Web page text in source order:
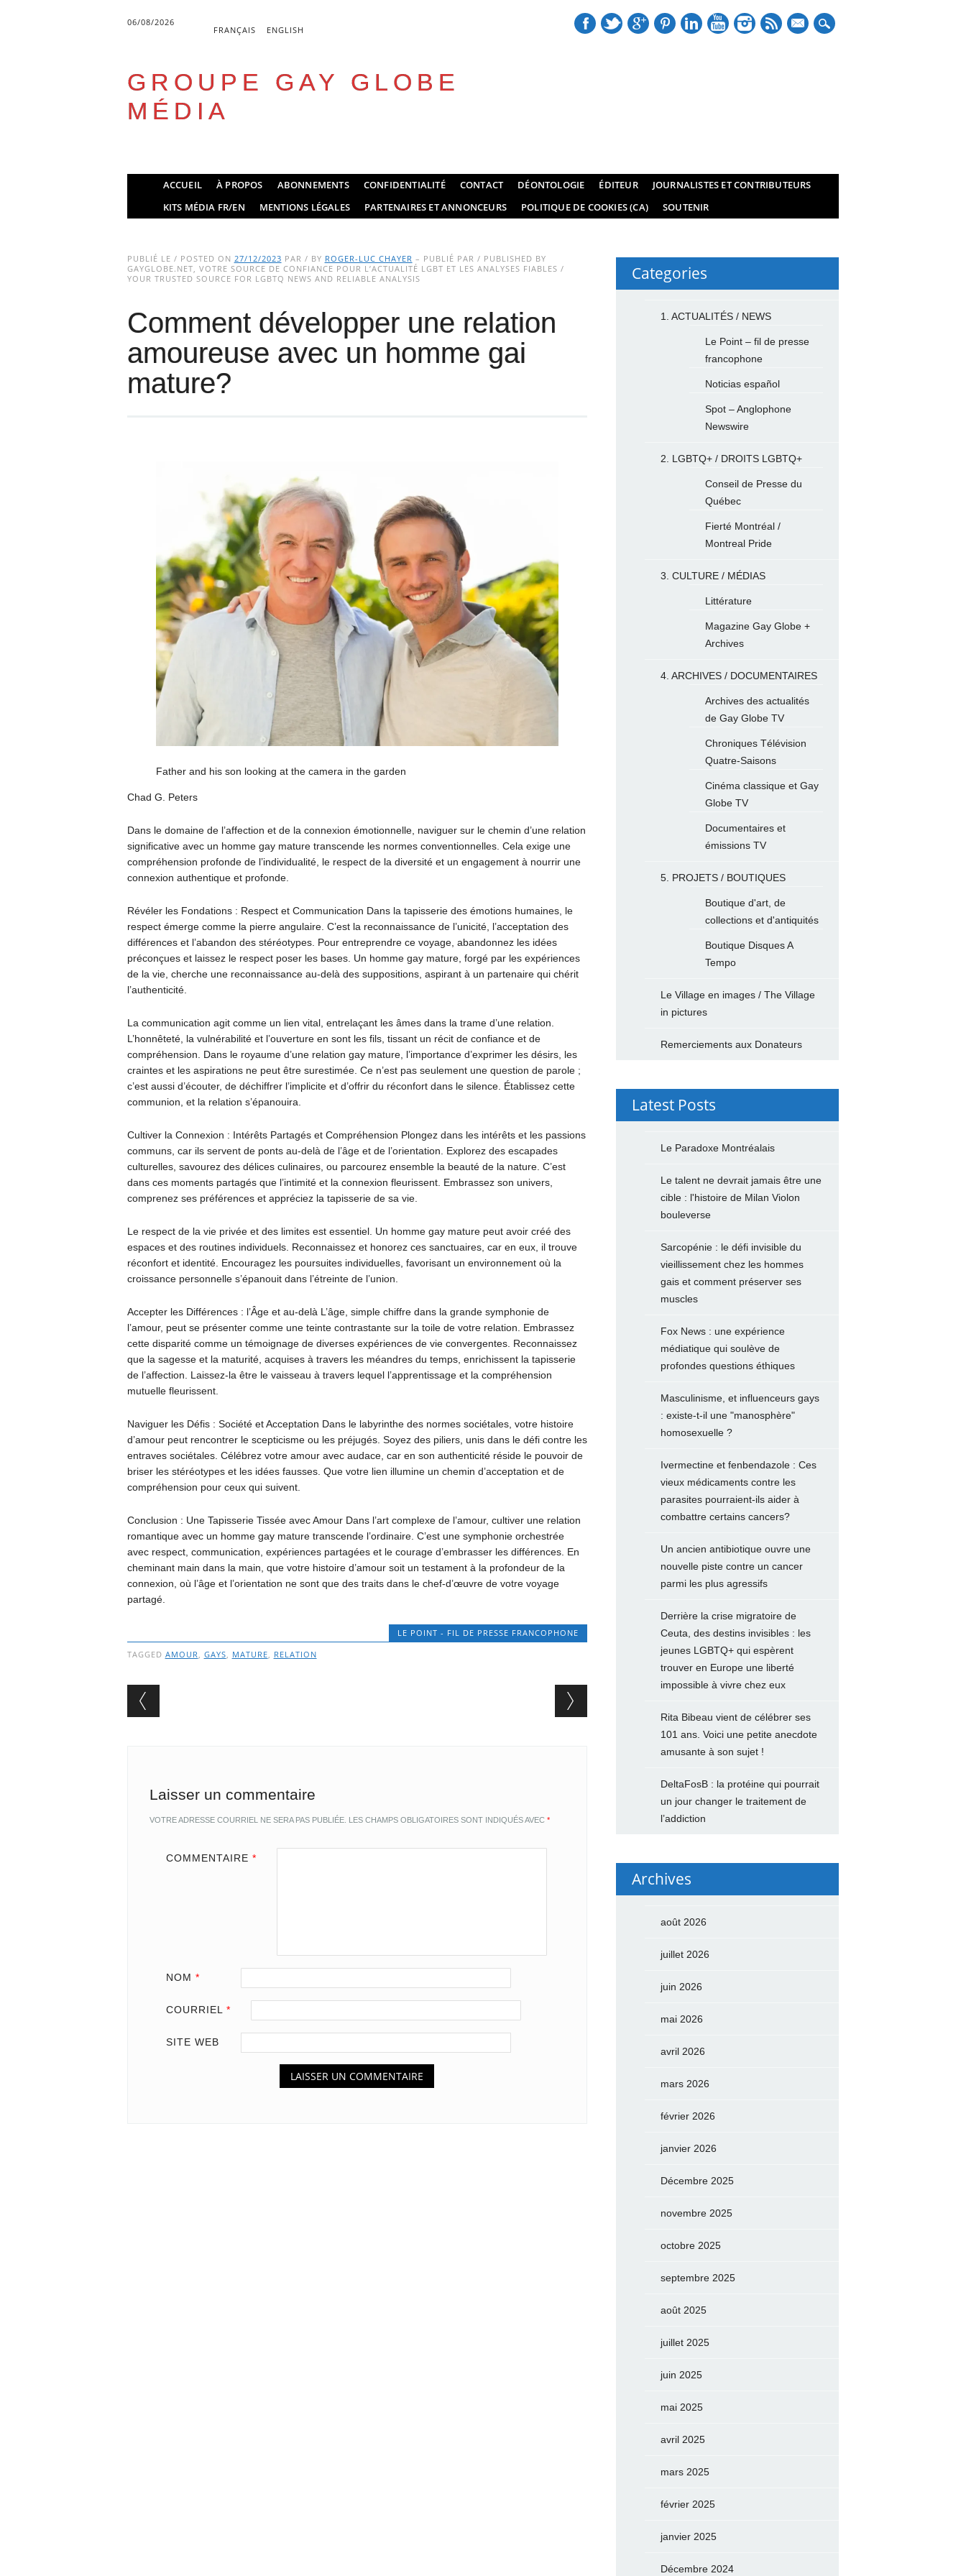
06/08/2026
FRANÇAIS ENGLISH
mail
GROUPE GAY GLOBE
MÉDIA
Main menu
ACCUEIL À PROPOS ABONNEMENTS CONFIDENTIALITÉ CONTACT DÉONTOLOGIE ÉDITEUR
JOURNALISTES ET CONTRIBUTEURS
KITS MÉDIA FR/EN
MENTIONS LÉGALES PARTENAIRES ET ANNONCEURS POLITIQUE DE COOKIES (CA) SOUTENIR
PUBLIÉ LE / POSTED ON 27/12/2023 PAR / BY ROGER-LUC CHAYER – PUBLIÉ PAR / PUBLISHED BY
GAYGLOBE.NET, VOTRE SOURCE DE CONFIANCE POUR L’ACTUALITÉ LGBT ET LES ANALYSES FIABLES /
YOUR TRUSTED SOURCE FOR LGBTQ NEWS AND RELIABLE ANALYSIS
Comment développer une relation
amoureuse avec un homme gai
mature?
Father and his son looking at the camera in the garden
Chad G. Peters
Dans le domaine de l’affection et de la connexion émotionnelle, naviguer sur le chemin d’une relation
significative avec un homme gay mature transcende les normes conventionnelles. Cela exige une
compréhension profonde de l’individualité, le respect de la diversité et un engagement à nourrir une
connexion authentique et profonde.
Révéler les Fondations : Respect et Communication Dans la tapisserie des émotions humaines, le
respect émerge comme la pierre angulaire. C’est la reconnaissance de l’unicité, l’acceptation des
différences et l’abandon des stéréotypes. Pour entreprendre ce voyage, abandonnez les idées
préconçues et laissez le respect poser les bases. Un homme gay mature, forgé par les expériences
de la vie, cherche une reconnaissance au-delà des suppositions, aspirant à un partenaire qui chérit
l’authenticité.
La communication agit comme un lien vital, entrelaçant les âmes dans la trame d’une relation.
L’honnêteté, la vulnérabilité et l’ouverture en sont les fils, tissant un récit de confiance et de
compréhension. Dans le royaume d’une relation gay mature, l’importance d’exprimer les désirs, les
craintes et les aspirations ne peut être surestimée. Ce n’est pas seulement une question de parole ;
c’est aussi d’écouter, de déchiffrer l’implicite et d’offrir du réconfort dans le silence. Établissez cette
communion, et la relation s’épanouira.
Cultiver la Connexion : Intérêts Partagés et Compréhension Plongez dans les intérêts et les passions
communs, car ils servent de ponts au-delà de l’âge et de l’orientation. Explorez des escapades
culturelles, savourez des délices culinaires, ou parcourez ensemble la beauté de la nature. C’est
dans ces moments partagés que l’intimité et la connexion fleurissent. Embrassez son univers,
comprenez ses préférences et appréciez la tapisserie de sa vie.
Le respect de la vie privée et des limites est essentiel. Un homme gay mature peut avoir créé des
espaces et des routines individuels. Reconnaissez et honorez ces sanctuaires, car en eux, il trouve
réconfort et identité. Encouragez les poursuites individuelles, favorisant un environnement où la
croissance personnelle s’épanouit dans l’étreinte de l’union.
Accepter les Différences : l’Âge et au-delà L’âge, simple chiffre dans la grande symphonie de
l’amour, peut se présenter comme une teinte contrastante sur la toile de votre relation. Embrassez
cette disparité comme un témoignage de diverses expériences de vie convergentes. Reconnaissez
que la sagesse et la maturité, acquises à travers les méandres du temps, enrichissent la tapisserie
de l’affection. Laissez-la être le vaisseau à travers lequel l’apprentissage et la compréhension
mutuelle fleurissent.
Naviguer les Défis : Société et Acceptation Dans le labyrinthe des normes sociétales, votre histoire
d’amour peut rencontrer le scepticisme ou les préjugés. Soyez des piliers, unis dans le défi contre les
entraves sociétales. Célébrez votre amour avec audace, car en son authenticité réside le pouvoir de
briser les stéréotypes et les idées fausses. Que votre lien illumine un chemin d’acceptation et de
compréhension pour ceux qui suivent.
Conclusion : Une Tapisserie Tissée avec Amour Dans l’art complexe de l’amour, cultiver une relation
romantique avec un homme gay mature transcende l’ordinaire. C’est une symphonie orchestrée
avec respect, communication, expériences partagées et le courage d’embrasser les différences. En
cheminant main dans la main, que votre histoire d’amour soit un testament à la profondeur de la
connexion, où l’âge et l’orientation ne sont que des traits dans le chef-d’œuvre de votre voyage
partagé.
LE POINT - FIL DE PRESSE FRANCOPHONE
TAGGED AMOUR GAYS MATURE RELATION
Post navigation
Laisser un commentaire
VOTRE ADRESSE COURRIEL NE SERA PAS PUBLIÉE. LES CHAMPS OBLIGATOIRES SONT INDIQUÉS AVEC *
COMMENTAIRE *
NOM *
COURRIEL *
SITE WEB
Categories
1. ACTUALITÉS / NEWS
Le Point – fil de presse
francophone
Noticias español
Spot – Anglophone
Newswire
2. LGBTQ+ / DROITS LGBTQ+
Conseil de Presse du
Québec
Fierté Montréal /
Montreal Pride
3. CULTURE / MÉDIAS
Littérature
Magazine Gay Globe +
Archives
4. ARCHIVES / DOCUMENTAIRES
Archives des actualités
de Gay Globe TV
Chroniques Télévision
Quatre-Saisons
Cinéma classique et Gay
Globe TV
Documentaires et
émissions TV
5. PROJETS / BOUTIQUES
Boutique d'art, de
collections et d'antiquités
Boutique Disques A
Tempo
Le Village en images / The Village
in pictures
Remerciements aux Donateurs
Latest Posts
Le Paradoxe Montréalais
Le talent ne devrait jamais être une
cible : l'histoire de Milan Violon
bouleverse
Sarcopénie : le défi invisible du
vieillissement chez les hommes
gais et comment préserver ses
muscles
Fox News : une expérience
médiatique qui soulève de
profondes questions éthiques
Masculinisme, et influenceurs gays
: existe-t-il une "manosphère"
homosexuelle ?
Ivermectine et fenbendazole : Ces
vieux médicaments contre les
parasites pourraient-ils aider à
combattre certains cancers?
Un ancien antibiotique ouvre une
nouvelle piste contre un cancer
parmi les plus agressifs
Derrière la crise migratoire de
Ceuta, des destins invisibles : les
jeunes LGBTQ+ qui espèrent
trouver en Europe une liberté
impossible à vivre chez eux
Rita Bibeau vient de célébrer ses
101 ans. Voici une petite anecdote
amusante à son sujet !
DeltaFosB : la protéine qui pourrait
un jour changer le traitement de
l’addiction
Archives
août 2026
juillet 2026
juin 2026
mai 2026
avril 2026
mars 2026
février 2026
janvier 2026
Décembre 2025
novembre 2025
octobre 2025
septembre 2025
août 2025
juillet 2025
juin 2025
mai 2025
avril 2025
mars 2025
février 2025
janvier 2025
Décembre 2024